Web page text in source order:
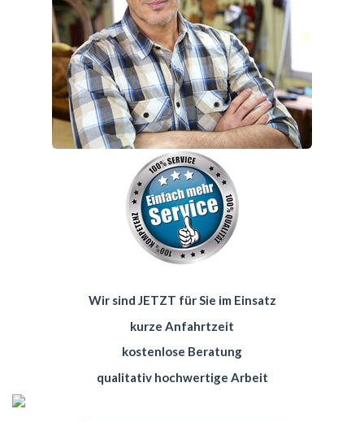
Wir sind JETZT für Sie im Einsatz
kurze Anfahrtzeit
kostenlose Beratung
qualitativ hochwertige Arbeit